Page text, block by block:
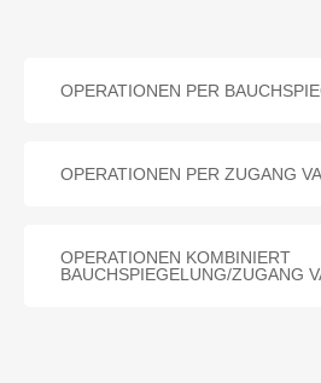
OPERATIONEN PER
OPERATIONEN PER ZUGANG
OPERATIONEN KOMBINIERT
BAUCHSPIEGELUNG/ZUGANG